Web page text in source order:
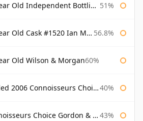
Independent Bottling Bottled 2007 51%
#1520 Ian Macleod Chieftain 56.8%
Old Wilson & Morgan60%
Choice Gordon & Macphail 40%
Choice Gordon & Macphail 43%